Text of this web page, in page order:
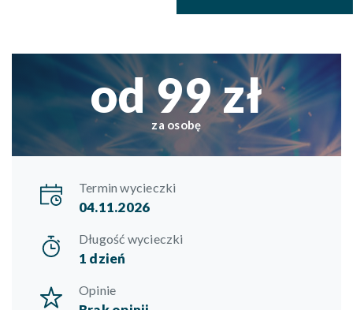
od 99 zł
za osobę
Termin wycieczki
04.11.2026
Długość wycieczki
1 dzień
Opinie